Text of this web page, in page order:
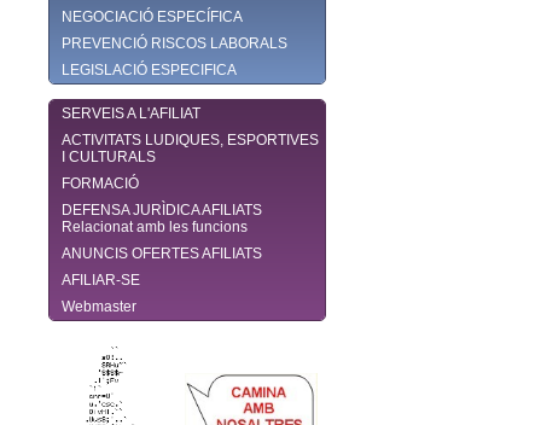
NEGOCIACIÓ ESPECÍFICA
PREVENCIÓ RISCOS LABORALS
LEGISLACIÓ ESPECIFICA
SERVEIS A L'AFILIAT
ACTIVITATS LUDIQUES, ESPORTIVES
I CULTURALS
FORMACIÓ
DEFENSA JURÌDICA AFILIATS
Relacionat amb les funcions
ANUNCIS OFERTES AFILIATS
AFILIAR-SE
Webmaster